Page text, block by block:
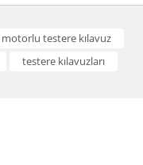
motorlu testere kılavuz
testere kılavuzları